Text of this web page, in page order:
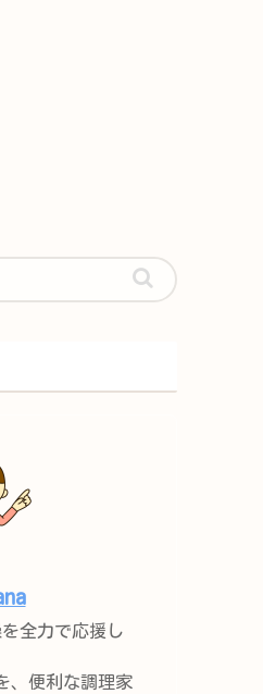
全力で応援し
、便利な調理家